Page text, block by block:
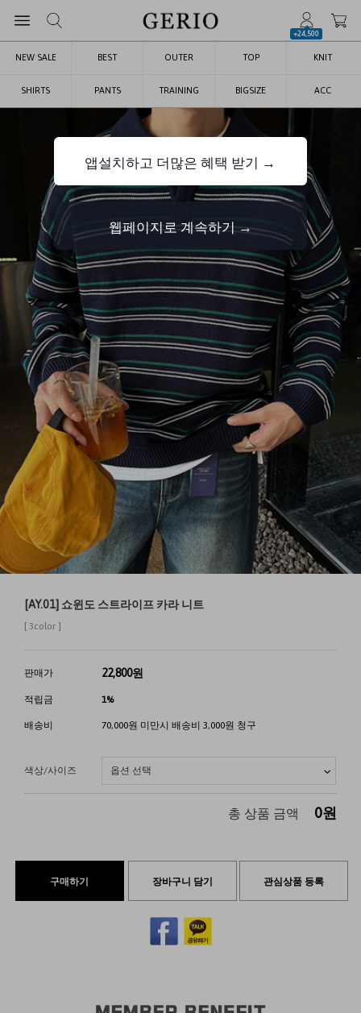
+24,500
NEW SALE BEST OUTER TOP KNIT
SHIRTS PANTS TRAINING BIGSIZE ACC
[AY.01] 쇼윈도 스트라이프 카라 니트
[ 3color ]
판매가 22,800원
적립금 1%
배송비 70,000원 미만시 배송비 3,000원 청구
색상/사이즈
총 상품 금액 0원
구매하기 장바구니 담기 관심상품 등록
앱설치하고 더많은 혜택 받기 →
웹페이지로 계속하기 →